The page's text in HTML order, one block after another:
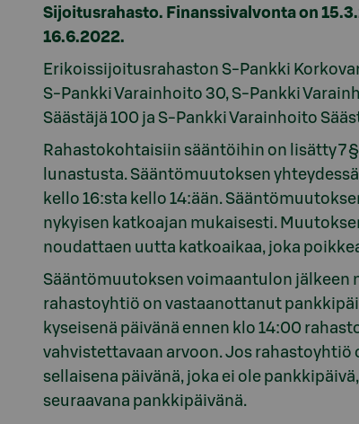
Sijoitusrahasto. Finanssivalvonta on
16.6.2022.
Erikoissijoitusrahaston S-Pankki
S-Pankki Varainhoito 30, S-Pankki
Säästäjä 100 ja S-Pankki Varainhoito
Rahastokohtaisiin sääntöihin on lisätty 7
lunastusta. Sääntömuutoksen
kello 16:sta kello 14:ään.
nykyisen katkoajan mukaisesti.
noudattaen uutta katkoaikaa, joka
Sääntömuutoksen voimaantulon
rahastoyhtiö on vastaanottanut
kyseisenä päivänä ennen klo 14:00
vahvistettavaan arvoon. Jos
sellaisena päivänä, joka ei ole
seuraavana pankkipäivänä.